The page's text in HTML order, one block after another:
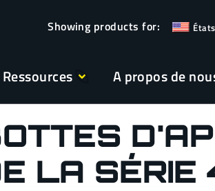
Ressources A propos de
LA SÉRIE